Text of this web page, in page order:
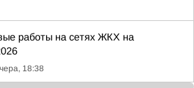
работы на сетях ЖКХ на
18:38